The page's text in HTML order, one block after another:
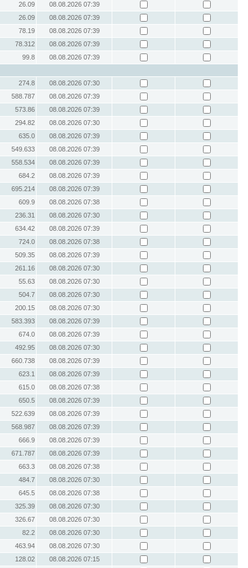
26.09
08.08.2026 07:39
26.09
08.08.2026 07:39
78.19
08.08.2026 07:39
78.312
08.08.2026 07:39
99.8
08.08.2026 07:39
274.8
08.08.2026 07:30
588.787
08.08.2026 07:39
573.86
08.08.2026 07:39
294.82
08.08.2026 07:30
635.0
08.08.2026 07:39
549.633
08.08.2026 07:39
558.534
08.08.2026 07:39
684.2
08.08.2026 07:39
695.214
08.08.2026 07:39
609.9
08.08.2026 07:38
236.31
08.08.2026 07:30
634.42
08.08.2026 07:39
724.0
08.08.2026 07:38
509.35
08.08.2026 07:39
261.16
08.08.2026 07:30
55.63
08.08.2026 07:30
504.7
08.08.2026 07:30
200.15
08.08.2026 07:30
583.393
08.08.2026 07:39
674.0
08.08.2026 07:39
492.95
08.08.2026 07:30
660.738
08.08.2026 07:39
623.1
08.08.2026 07:39
615.0
08.08.2026 07:38
650.5
08.08.2026 07:39
522.639
08.08.2026 07:39
568.987
08.08.2026 07:39
666.9
08.08.2026 07:39
671.787
08.08.2026 07:39
663.3
08.08.2026 07:38
484.7
08.08.2026 07:30
645.5
08.08.2026 07:38
325.39
08.08.2026 07:30
326.67
08.08.2026 07:30
82.2
08.08.2026 07:30
463.94
08.08.2026 07:30
128.02
08.08.2026 07:15